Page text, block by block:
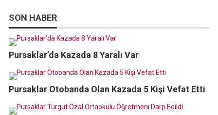
SON HABER
Pursaklar’da Kazada 8 Yaralı Var
Pursaklar Otobanda Olan Kazada 5 Kişi Vefat Etti